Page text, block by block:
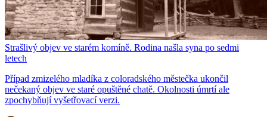
Strašlivý objev ve starém komíně. Rodina našla syna po sedmi
letech
Případ zmizelého mladíka z coloradského městečka ukončil
nečekaný objev ve staré opuštěné chatě. Okolnosti úmrtí ale
zpochybňují vyšetřovací verzi.